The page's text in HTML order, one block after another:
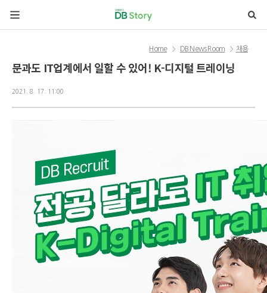
Home > DB News Room > 채용
문과도 IT업계에서 일할 수 있어! K-디지털 트레이닝
2021. 8. 17. 11:00